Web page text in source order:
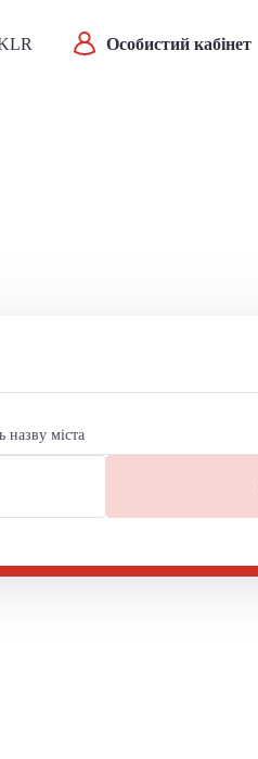
Особистий кабінет